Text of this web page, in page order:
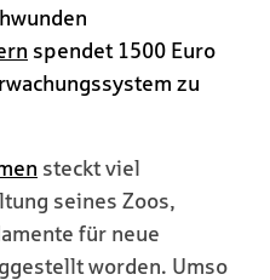
spendet 1500 Euro
zu
steckt viel
seines Zoos,
für neue
worden. Umso